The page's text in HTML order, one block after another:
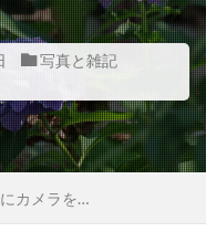
写真と雑記
カメラを…